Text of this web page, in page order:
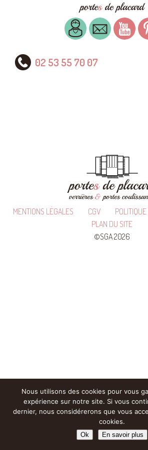
02 53 55 70 07
MENTIONS LÉGALES CGV
PLAN DU SITE
©SGA 2026
Nous utilisons des cookies pour vous
expérience sur notre site. Si vous
dernier, nous considérerons que vous
cookies.
Ok En savoir plus